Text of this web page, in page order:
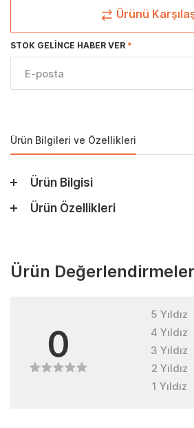
Ürünü
STOK GELINCE HABER VER
Ürün Bilgileri ve Özellikleri
Ürün Bilgisi
Ürün Özellikleri
Ürün
0
5 Yıldız
4 Yıldız
3 Yıldız
2 Yıldız
1 Yıldız